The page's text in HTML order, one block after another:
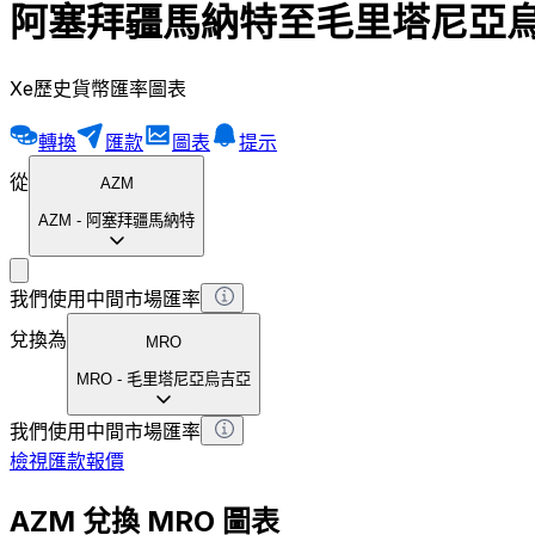
阿塞拜疆馬納特至毛里塔尼亞
Xe歷史貨幣匯率圖表
轉換 匯款 圖表
提示
從
AZM
AZM - 阿塞拜疆馬納特
我們使用中間市場匯率
兌換為
MRO
MRO - 毛里塔尼亞烏吉亞
我們使用中間市場匯率
檢視匯款報價
AZM 兌換 MRO 圖表